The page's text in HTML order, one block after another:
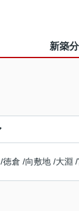
新築
/徳倉 /向敷地 /大淵 /